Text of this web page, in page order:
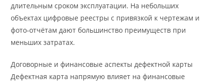
длительным сроком эксплуатации. На небольших
объектах цифровые реестры с привязкой к чертежам и
фото‑отчётам дают большинство преимуществ при
меньших затратах.
Договорные и финансовые аспекты дефектной карты
Дефектная карта напрямую влияет на финансовые